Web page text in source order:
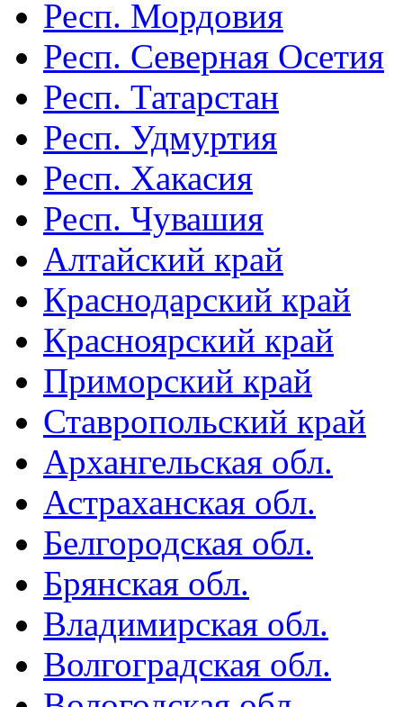
Респ. Мордовия
Респ. Северная Осетия
Респ. Татарстан
Респ. Удмуртия
Респ. Хакасия
Респ. Чувашия
Алтайский край
Краснодарский край
Красноярский край
Приморский край
Ставропольский край
Архангельская обл.
Астраханская обл.
Белгородская обл.
Брянская обл.
Владимирская обл.
Волгоградская обл.